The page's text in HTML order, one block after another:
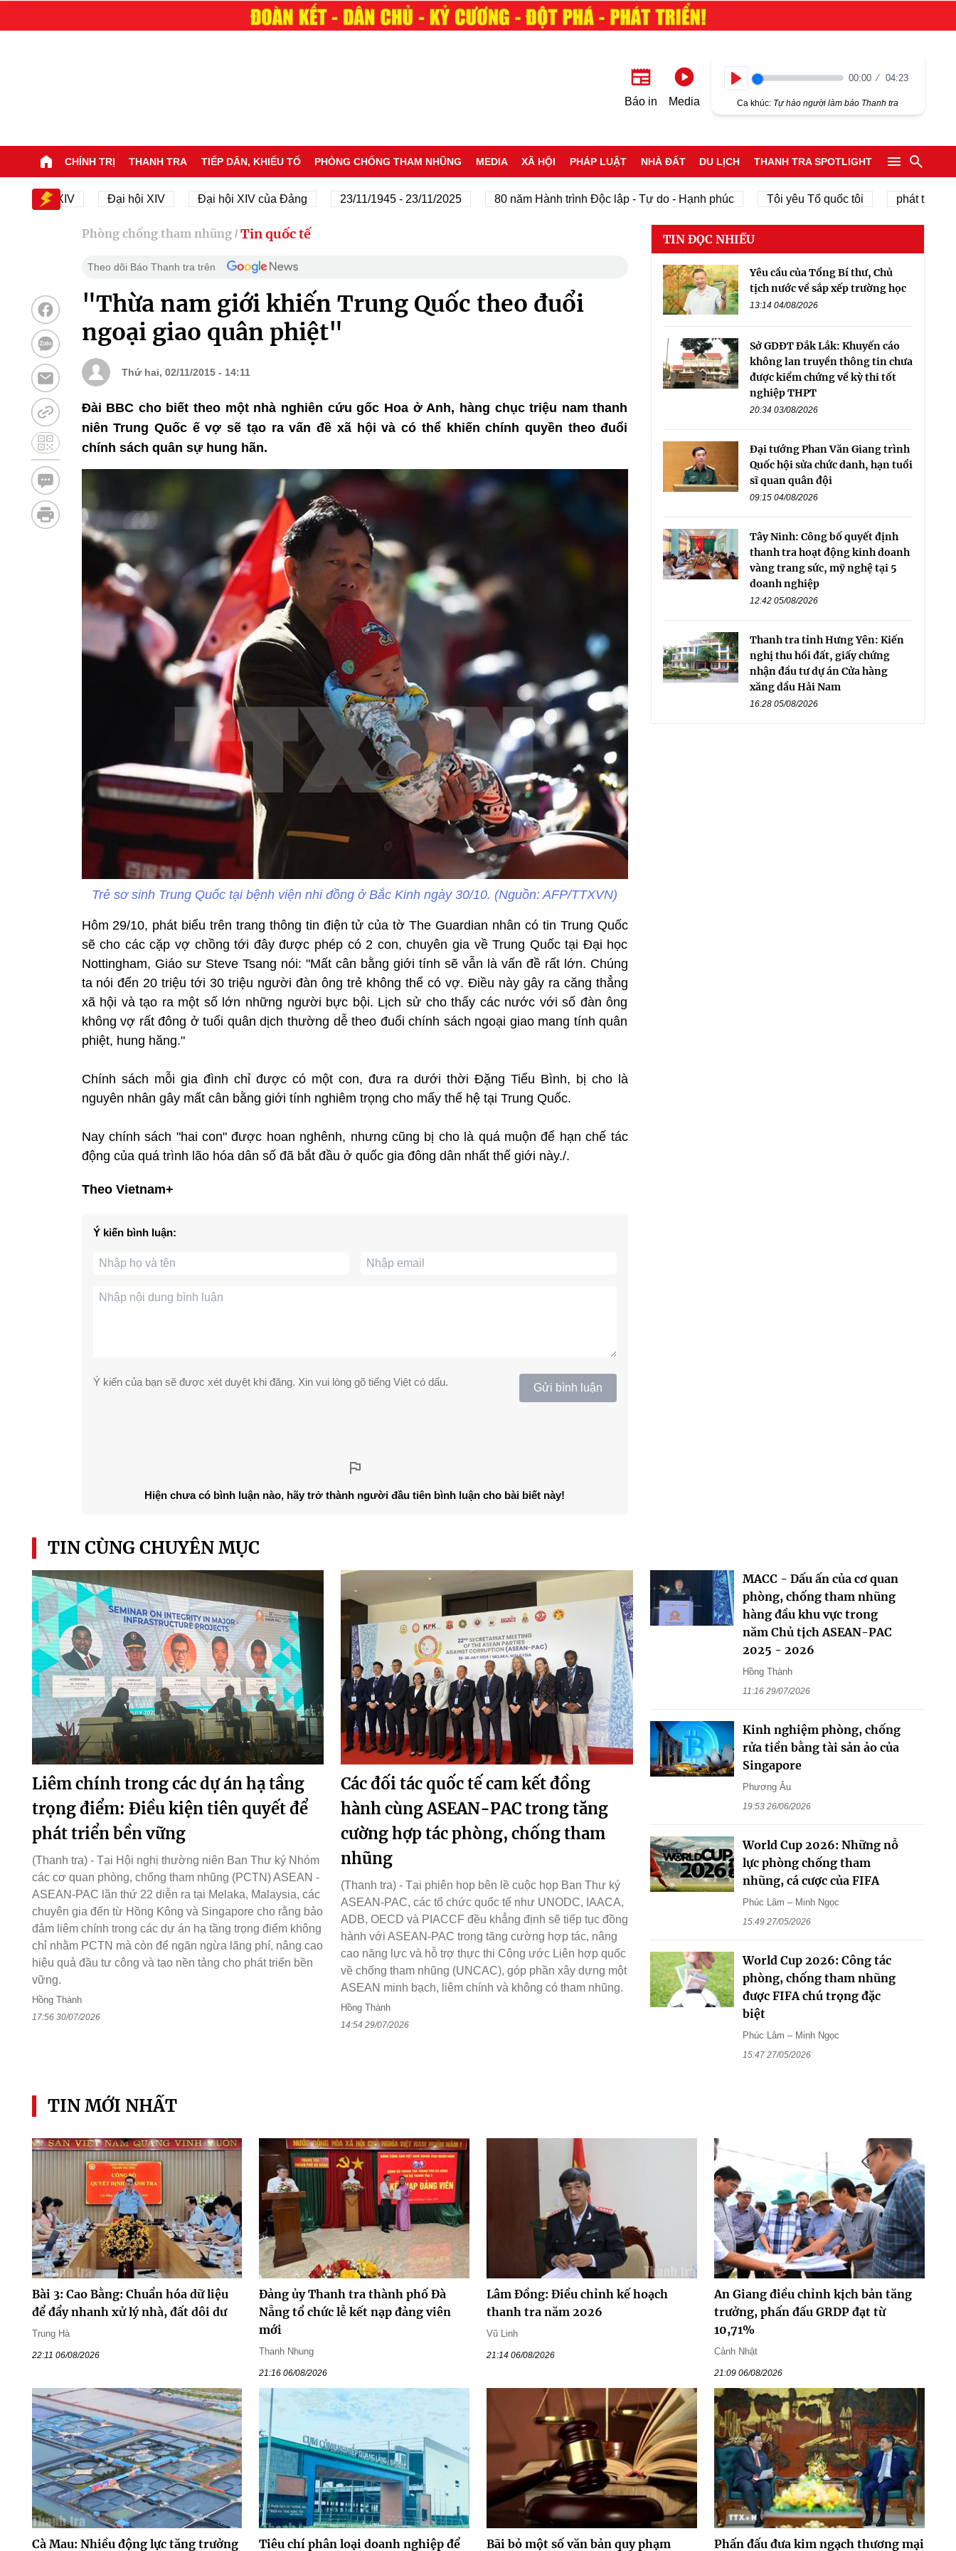
Báo in Media
00:00 04:23
Ca khúc: Tự hào người làm báo Thanh tra
CHÍNH TRỊ THANH TRA TIẾP DÂN, KHIẾU TỐ PHÒNG CHỐNG THAM NHŨNG MEDIA XÃ HỘI PHÁP LUẬT NHÀ ĐẤT DU LỊCH THANH TRA SPOTLIGHT
Đại hội XIV Đại hội XIV của Đảng 23/11/1945 - 23/11/2025 80 năm Hành trình Độc lập - Tự do - Hạnh phúc Tôi yêu Tổ quốc tôi phát triển kinh tế
Phòng chống tham nhũng / Tin quốc tế
Theo dõi Báo Thanh tra trên
"Thừa nam giới khiến Trung Quốc theo đuổi
ngoại giao quân phiệt"
Thứ hai, 02/11/2015 - 14:11
Đài BBC cho biết theo một nhà nghiên cứu gốc Hoa ở Anh, hàng chục triệu nam thanh
niên Trung Quốc ế vợ sẽ tạo ra vấn đề xã hội và có thể khiến chính quyền theo đuổi
chính sách quân sự hung hãn.
Trẻ sơ sinh Trung Quốc tại bệnh viện nhi đồng ở Bắc Kinh ngày 30/10. (Nguồn: AFP/TTXVN)
Hôm 29/10, phát biểu trên trang thông tin điện tử của tờ The Guardian nhân có tin Trung Quốc
sẽ cho các cặp vợ chồng tới đây được phép có 2 con, chuyên gia về Trung Quốc tại Đại học
Nottingham, Giáo sư Steve Tsang nói: "Mất cân bằng giới tính sẽ vẫn là vấn đề rất lớn. Chúng
ta nói đến 20 triệu tới 30 triệu người đàn ông trẻ không thể có vợ. Điều này gây ra căng thẳng
xã hội và tạo ra một số lớn những người bực bội. Lịch sử cho thấy các nước với số đàn ông
không vợ rất đông ở tuổi quân dịch thường dễ theo đuổi chính sách ngoại giao mang tính quân
phiệt, hung hăng."
Chính sách mỗi gia đình chỉ được có một con, đưa ra dưới thời Đặng Tiểu Bình, bị cho là
nguyên nhân gây mất cân bằng giới tính nghiêm trọng cho mấy thế hệ tại Trung Quốc.
Nay chính sách "hai con" được hoan nghênh, nhưng cũng bị cho là quá muộn để hạn chế tác
động của quá trình lão hóa dân số đã bắt đầu ở quốc gia đông dân nhất thế giới này./.
Theo Vietnam+
Ý kiến bình luận:
Ý kiến của bạn sẽ được xét duyệt khi đăng. Xin vui lòng gõ tiếng Việt có dấu. Gửi bình luận
Hiện chưa có bình luận nào, hãy trở thành người đầu tiên bình luận cho bài biết này!
TIN ĐỌC NHIỀU
Yêu cầu của Tổng Bí thư, Chủ
tịch nước về sắp xếp trường học
13:14 04/08/2026
Sở GDĐT Đắk Lắk: Khuyến cáo
không lan truyền thông tin chưa
được kiểm chứng về kỳ thi tốt
nghiệp THPT
20:34 03/08/2026
Đại tướng Phan Văn Giang trình
Quốc hội sửa chức danh, hạn tuổi
sĩ quan quân đội
09:15 04/08/2026
Tây Ninh: Công bố quyết định
thanh tra hoạt động kinh doanh
vàng trang sức, mỹ nghệ tại 5
doanh nghiệp
12:42 05/08/2026
Thanh tra tỉnh Hưng Yên: Kiến
nghị thu hồi đất, giấy chứng
nhận đầu tư dự án Cửa hàng
xăng dầu Hải Nam
16:28 05/08/2026
TIN CÙNG CHUYÊN MỤC
Liêm chính trong các dự án hạ tầng
trọng điểm: Điều kiện tiên quyết để
phát triển bền vững
(Thanh tra) - Tại Hội nghị thường niên Ban Thư ký Nhóm
các cơ quan phòng, chống tham nhũng (PCTN) ASEAN -
ASEAN-PAC lần thứ 22 diễn ra tại Melaka, Malaysia, các
chuyên gia đến từ Hồng Kông và Singapore cho rằng bảo
đảm liêm chính trong các dự án hạ tầng trọng điểm không
chỉ nhằm PCTN mà còn để ngăn ngừa lãng phí, nâng cao
hiệu quả đầu tư công và tạo nền tảng cho phát triển bền
vững.
Hồng Thành
17:56 30/07/2026
Các đối tác quốc tế cam kết đồng
hành cùng ASEAN-PAC trong tăng
cường hợp tác phòng, chống tham
nhũng
(Thanh tra) - Tại phiên họp bên lề cuộc họp Ban Thư ký
ASEAN-PAC, các tổ chức quốc tế như UNODC, IAACA,
ADB, OECD và PIACCF đều khẳng định sẽ tiếp tục đồng
hành với ASEAN-PAC trong tăng cường hợp tác, nâng
cao năng lực và hỗ trợ thực thi Công ước Liên hợp quốc
về chống tham nhũng (UNCAC), góp phần xây dựng một
ASEAN minh bạch, liêm chính và không có tham nhũng.
Hồng Thành
14:54 29/07/2026
MACC - Dấu ấn của cơ quan
phòng, chống tham nhũng
hàng đầu khu vực trong
năm Chủ tịch ASEAN-PAC
2025 - 2026
Hồng Thành
11:16 29/07/2026
Kinh nghiệm phòng, chống
rửa tiền bằng tài sản ảo của
Singapore
Phương Âu
19:53 26/06/2026
World Cup 2026: Những nỗ
lực phòng chống tham
nhũng, cá cược của FIFA
Phúc Lâm – Minh Ngọc
15:49 27/05/2026
World Cup 2026: Công tác
phòng, chống tham nhũng
được FIFA chú trọng đặc
biệt
Phúc Lâm – Minh Ngọc
15:47 27/05/2026
TIN MỚI NHẤT
Bài 3: Cao Bằng: Chuẩn hóa dữ liệu
để đẩy nhanh xử lý nhà, đất dôi dư
Trung Hà
22:11 06/08/2026
Đảng ủy Thanh tra thành phố Đà
Nẵng tổ chức lễ kết nạp đảng viên
mới
Thanh Nhung
21:16 06/08/2026
Lâm Đồng: Điều chỉnh kế hoạch
thanh tra năm 2026
Vũ Linh
21:14 06/08/2026
An Giang điều chỉnh kịch bản tăng
trưởng, phấn đấu GRDP đạt từ
10,71%
Cảnh Nhật
21:09 06/08/2026
Cà Mau: Nhiều động lực tăng trưởng Tiêu chí phân loại doanh nghiệp để Bãi bỏ một số văn bản quy phạm Phấn đấu đưa kim ngạch thương mại